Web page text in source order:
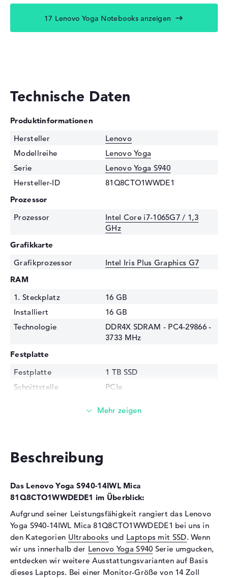
17 Lenovo Yoga Notebooks anzeigen
Technische Daten
Produktinformationen
Hersteller
Lenovo
Modellreihe
Lenovo Yoga
Serie
Lenovo Yoga S940
Hersteller-ID
81Q8CTO1WWDE1
Prozessor
Prozessor
Intel Core i7-1065G7 / 1,3
GHz
Grafikkarte
Grafikprozessor
Intel Iris Plus Graphics G7
RAM
1. Steckplatz
16 GB
Installiert
16 GB
Technologie
DDR4X SDRAM - PC4-29866 -
3733 MHz
Festplatte
Festplatte
1 TB SSD
Schnittstelle
PCIe
Display-Typ
Auflösungstyp
4K UHD
Besonderheiten
Display, glänzend, LED-
Hintergrundbeleuchtung, IPS
Panel, randlos, HDR
Audio
Soundkarte
Realtek ALC3268
Mikrofon
vorhanden
Beschreibung
Das Lenovo Yoga S940-14IWL Mica
81Q8CTO1WWDEDE1 im Überblick:
Aufgrund seiner Leistungsfähigkeit rangiert das Lenovo
Yoga S940-14IWL Mica 81Q8CTO1WWDEDE1 bei uns in
den Kategorien Ultrabooks und Laptops mit SSD. Wenn
wir uns innerhalb der Lenovo Yoga S940 Serie umgucken,
entdecken wir weitere Ausstattungsvarianten auf Basis
dieses Laptops. Bei einer Monitor-Größe von 14 Zoll